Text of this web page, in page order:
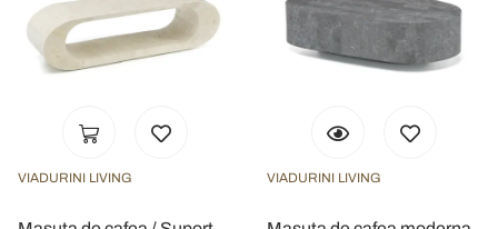
annunci, per fornire funzionalità dei social media e per
analizzare il nostro traffico. Condividiamo inoltre
informazioni sul modo in cui utilizza il nostro sito con i
pubblicità e social media, i quali potrebbero combinarle
raccolto dal suo utilizzo dei loro servizi.
VIADURINI LIVING VIADURINI LIVING